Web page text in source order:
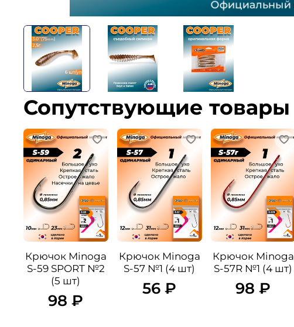
Сопутствующие товары
Крючок Minoga
S-59 SPORT №2
(5 шт)
98 ₽
Крючок Minoga
S-57 №1 (4 шт)
56 ₽
Крючок Minoga
S-57R №1 (4 шт)
98 ₽